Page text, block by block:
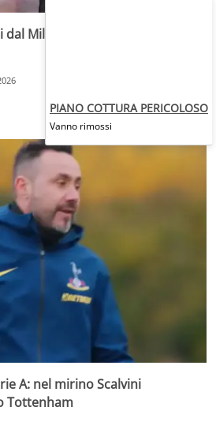
Milan di Allegri: “Non vedono
A: nel mirino Scalvini
Tottenham
PIANO COTTURA PERICOLOSO
Vanno rimossi